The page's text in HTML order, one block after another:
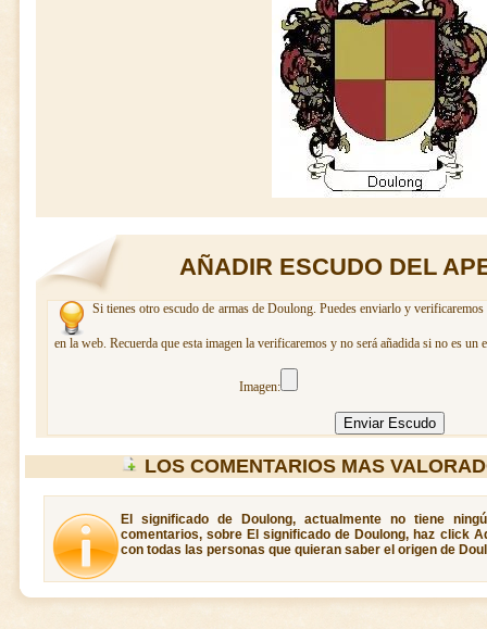
AÑADIR ESCUDO DEL
Si tienes otro escudo de armas de Doulong. Puedes enviarlo y
en la web. Recuerda que esta imagen la verificaremos y no será añadida si no es un
Imagen:
LOS COMENTARIOS MAS
El significado de Doulong, actualmente no tiene
comentarios, sobre El significado de Doulong, haz click
con todas las personas que quieran saber el origen de